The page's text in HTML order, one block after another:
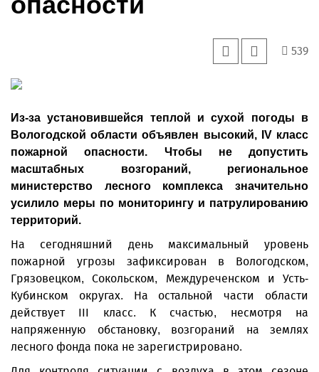
539
Из-за установившейся теплой и сухой погоды в
Вологодской области объявлен высокий, IV класс
пожарной опасности. Чтобы не допустить
масштабных возгораний, региональное
министерство лесного комплекса значительно
усилило меры по мониторингу и патрулированию
территорий.
На сегодняшний день максимальный уровень
пожарной угрозы зафиксирован в Вологодском,
Грязовецком, Сокольском, Междуреченском и Усть-
Кубинском округах. На остальной части области
действует III класс. К счастью, несмотря на
напряженную обстановку, возгораний на землях
лесного фонда пока не зарегистрировано.